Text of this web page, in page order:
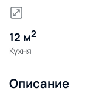
12 м2
Кухня
Описание